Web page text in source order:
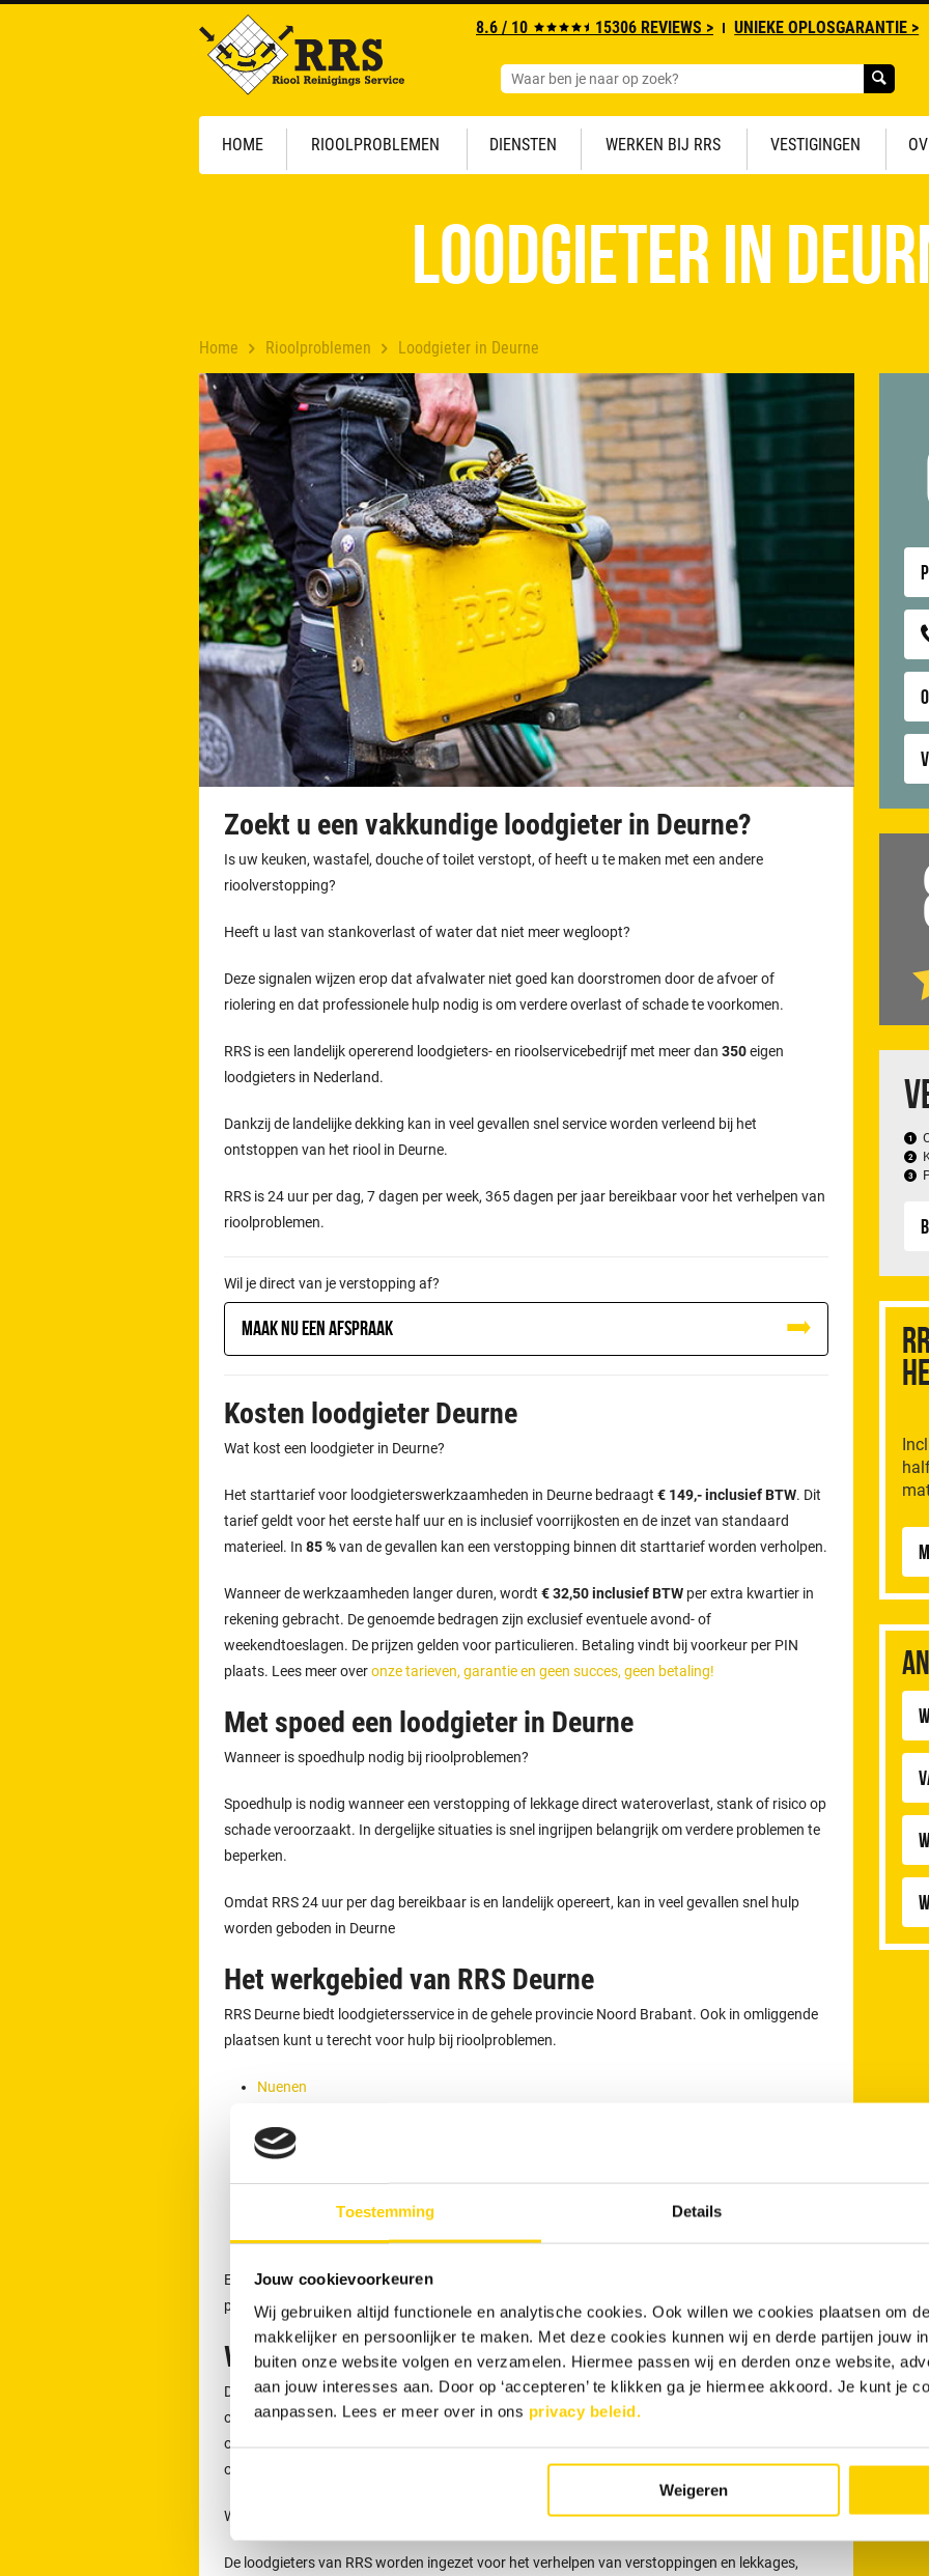
Toestemming Details
Jouw cookievoorkeuren
Wij gebruiken altijd functionele en analytische cookies. Ook willen we cookies plaatsen om
makkelijker en persoonlijker te maken. Met deze cookies kunnen wij en derde partijen jouw
buiten onze website volgen en verzamelen. Hiermee passen wij en derden onze website,
aan jouw interesses aan. Door op ‘accepteren’ te klikken ga je hiermee akkoord. Je kunt je
aanpassen. Lees er meer over in ons privacy beleid.
Weigeren
8.6 / 10 15306 REVIEWS > UNIEKE OPLOSGARANTIE >
HOME RIOOLPROBLEMEN DIENSTEN WERKEN BIJ RRS VESTIGINGEN
Home Rioolproblemen Loodgieter in Deurne
Loodgieter in
Zoekt u een vakkundige loodgieter in Deurne?
Is uw keuken, wastafel, douche of toilet verstopt, of heeft u te maken met een andere
rioolverstopping?
Heeft u last van stankoverlast of water dat niet meer wegloopt?
Deze signalen wijzen erop dat afvalwater niet goed kan doorstromen door de afvoer of
riolering en dat professionele hulp nodig is om verdere overlast of schade te voorkomen.
RRS is een landelijk opererend loodgieters- en rioolservicebedrijf met meer dan 350eigen
loodgieters in Nederland.
Dankzij de landelijke dekking kan in veel gevallen snel service worden verleend bij het
ontstoppen van het riool in Deurne.
RRS is 24 uur per dag, 7 dagen per week, 365 dagen per jaar bereikbaar voor het verhelpen van
rioolproblemen.
Wil je direct van je verstopping af?
Maak nu een afspraak
Kosten loodgieter Deurne
Wat kost een loodgieter in Deurne?
Het starttarief voor loodgieterswerkzaamheden in Deurne bedraagt € 149,- inclusief BTW. Dit
tarief geldt voor het eerste half uur en is inclusief voorrijkosten en de inzet van standaard
materieel. In 85 %van de gevallen kan een verstopping binnen dit starttarief worden verholpen.
Wanneer de werkzaamheden langer duren, wordt € 32,50 inclusief BTW per extra kwartier in
rekening gebracht. De genoemde bedragen zijn exclusief eventuele avond- of
weekendtoeslagen. De prijzen gelden voor particulieren. Betaling vindt bij voorkeur per PIN
plaats. Lees meer overonze tarieven, garantie en geen succes, geen betaling!
Met spoed een loodgieter in Deurne
Wanneer is spoedhulp nodig bij rioolproblemen?
Spoedhulp is nodig wanneer een verstopping of lekkage direct wateroverlast, stank of risico op
schade veroorzaakt. In dergelijke situaties is snel ingrijpen belangrijk om verdere problemen te
beperken.
Omdat RRS 24 uur per dag bereikbaar is en landelijk opereert, kan in veel gevallen snel hulp
worden geboden in Deurne
Het werkgebied van RRS Deurne
RRS Deurne biedt loodgietersservice in de gehele provincie Noord Brabant. Ook in omliggende
plaatsen kunt u terecht voor hulp bij rioolproblemen.
Nuenen
Asten
Boekel
Een afspraak voor het ontstoppen van uw afvoer
per dag telefonisch contact opnemen via077 - 711 3080
Werkzaamheden van onze loodgieters
De loodgieters van RRS worden ingezet voor meer dan alleen het verhelpen van verstoppingen
of lekkages. Zij voeren ook werkzaamheden uit zoals het reinigen, inspecteren en preventief
onderhouden van rioleringen. Door periodiek onderhoud kunnen verstoppingen en
onverwachte problemen worden voorkomen.
Welke werkzaamheden voert een loodgieter uit bij rioolproblemen?
De loodgieters van RRS worden ingezet voor het verhelpen van verstoppingen en lekkages,